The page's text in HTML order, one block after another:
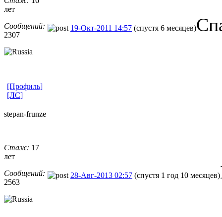
лет
Сообщений:
2307
19-Окт-2011 14:57 (спустя 6 месяцев)
[Профиль]
[ЛС]
stepan-frunz​e
Стаж: 17
лет
Сообщений:
2563
28-Авг-2013 02:57 (спустя 1 год 10 месяцев)